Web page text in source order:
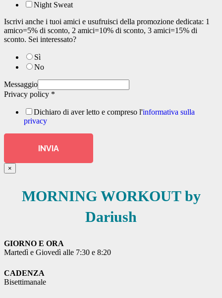
Night Sweat
Iscrivi anche i tuoi amici e usufruisci della promozione dedicata: 1
amico=5% di sconto, 2 amici=10% di sconto, 3 amici=15% di
sconto. Sei interessato?
Sì
No
Messaggio
Privacy policy *
Dichiaro di aver letto e compreso l'informativa sulla
privacy
INVIA
×
MORNING WORKOUT by
Dariush
GIORNO E ORA
Martedì e Giovedì alle 7:30 e 8:20
CADENZA
Bisettimanale